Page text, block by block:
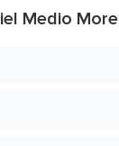
Medio